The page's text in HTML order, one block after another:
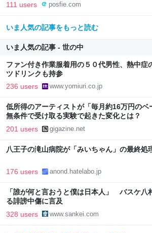
るのがターン制の良さじゃないですか もっと
(´・ω・｀)」
111 users posfie.com
いま人気の記事をもっと読む
いま人気の記事 - 世の中
ファン付き作業服着用の５０代男性、熱中
ツドリンクも持参
236 users www.yomiuri.co.jp
低所得のアーティストが「毎月約16万円のベ
無条件で受け取る実験で起きた変化とは？
201 users gigazine.net
八王子の滝山病院が「みいちゃん」の最終処
176 users anond.hatelabo.jp
「誰が何と言おうと僕は日本人」 バスケ八
る誹謗中傷に言及
328 users www.sankei.com